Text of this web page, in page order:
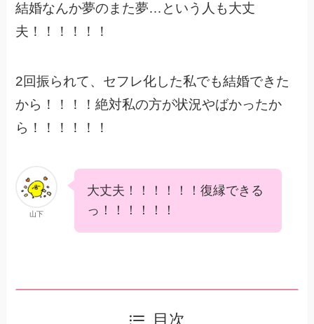
結婚なんか夢のまた夢…という人も大丈
夫！！！！！！
2回振られて、セフレ化した私でも結婚できた
から！！！！絶対私の方が状況やばかったか
ら！！！！！！
山下
大丈夫！！！！！！復縁できる
っ！！！！！！
目次